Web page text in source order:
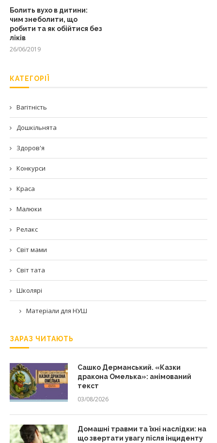
Болить вухо в дитини:
чим знеболити, що
робити та як обійтися без
ліків
26/06/2019
КАТЕГОРІЇ
Вагітність
Дошкільнята
Здоров'я
Конкурси
Краса
Малюки
Релакс
Світ мами
Світ тата
Школярі
Матеріали для НУШ
ЗАРАЗ ЧИТАЮТЬ
Сашко Дерманський. «Казки
дракона Омелька»: анімований
текст
03/08/2026
Домашні травми та їхні наслідки: на
що звертати увагу після інциденту